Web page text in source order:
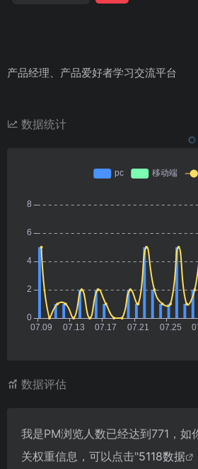
产品经理、产品爱好者学习交流平台
数据统计
数据评估
我是PM浏览人数已经达到771，如
关权重信息，可以点击"5118数据